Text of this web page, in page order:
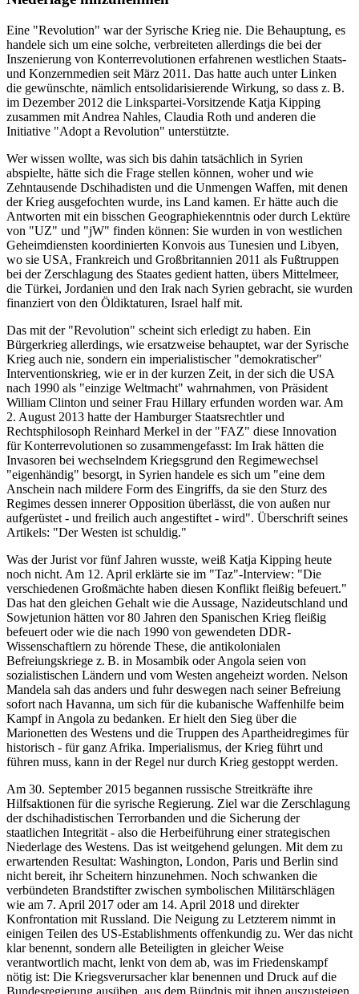
Eine "Revolution" war der Syrische Krieg nie. Die Behauptung, es
handele sich um eine solche, verbreiteten allerdings die bei der
Inszenierung von Konterrevolutionen erfahrenen westlichen Staats-
und Konzernmedien seit März 2011. Das hatte auch unter Linken
die gewünschte, nämlich entsolidarisierende Wirkung, so dass z. B.
im Dezember 2012 die Linkspartei-Vorsitzende Katja Kipping
zusammen mit Andrea Nahles, Claudia Roth und anderen die
Initiative "Adopt a Revolution" unterstützte.
Wer wissen wollte, was sich bis dahin tatsächlich in Syrien
abspielte, hätte sich die Frage stellen können, woher und wie
Zehntausende Dschihadisten und die Unmengen Waffen, mit denen
der Krieg ausgefochten wurde, ins Land kamen. Er hätte auch die
Antworten mit ein bisschen Geographiekenntnis oder durch Lektüre
von "UZ" und "jW" finden können: Sie wurden in von westlichen
Geheimdiensten koordinierten Konvois aus Tunesien und Libyen,
wo sie USA, Frankreich und Großbritannien 2011 als Fußtruppen
bei der Zerschlagung des Staates gedient hatten, übers Mittelmeer,
die Türkei, Jordanien und den Irak nach Syrien gebracht, sie wurden
finanziert von den Öldiktaturen, Israel half mit.
Das mit der "Revolution" scheint sich erledigt zu haben. Ein
Bürgerkrieg allerdings, wie ersatzweise behauptet, war der Syrische
Krieg auch nie, sondern ein imperialistischer "demokratischer"
Interventionskrieg, wie er in der kurzen Zeit, in der sich die USA
nach 1990 als "einzige Weltmacht" wahrnahmen, von Präsident
William Clinton und seiner Frau Hillary erfunden worden war. Am
2. August 2013 hatte der Hamburger Staatsrechtler und
Rechtsphilosoph Reinhard Merkel in der "FAZ" diese Innovation
für Konterrevolutionen so zusammengefasst: Im Irak hätten die
Invasoren bei wechselndem Kriegsgrund den Regimewechsel
"eigenhändig" besorgt, in Syrien handele es sich um "eine dem
Anschein nach mildere Form des Eingriffs, da sie den Sturz des
Regimes dessen innerer Opposition überlässt, die von außen nur
aufgerüstet - und freilich auch angestiftet - wird". Überschrift seines
Artikels: "Der Westen ist schuldig."
Was der Jurist vor fünf Jahren wusste, weiß Katja Kipping heute
noch nicht. Am 12. April erklärte sie im "Taz"-Interview: "Die
verschiedenen Großmächte haben diesen Konflikt fleißig befeuert."
Das hat den gleichen Gehalt wie die Aussage, Nazideutschland und
Sowjetunion hätten vor 80 Jahren den Spanischen Krieg fleißig
befeuert oder wie die nach 1990 von gewendeten DDR-
Wissenschaftlern zu hörende These, die antikolonialen
Befreiungskriege z. B. in Mosambik oder Angola seien von
sozialistischen Ländern und vom Westen angeheizt worden. Nelson
Mandela sah das anders und fuhr deswegen nach seiner Befreiung
sofort nach Havanna, um sich für die kubanische Waffenhilfe beim
Kampf in Angola zu bedanken. Er hielt den Sieg über die
Marionetten des Westens und die Truppen des Apartheidregimes für
historisch - für ganz Afrika. Imperialismus, der Krieg führt und
führen muss, kann in der Regel nur durch Krieg gestoppt werden.
Am 30. September 2015 begannen russische Streitkräfte ihre
Hilfsaktionen für die syrische Regierung. Ziel war die Zerschlagung
der dschihadistischen Terrorbanden und die Sicherung der
staatlichen Integrität - also die Herbeiführung einer strategischen
Niederlage des Westens. Das ist weitgehend gelungen. Mit dem zu
erwartenden Resultat: Washington, London, Paris und Berlin sind
nicht bereit, ihr Scheitern hinzunehmen. Noch schwanken die
verbündeten Brandstifter zwischen symbolischen Militärschlägen
wie am 7. April 2017 oder am 14. April 2018 und direkter
Konfrontation mit Russland. Die Neigung zu Letzterem nimmt in
einigen Teilen des US-Establishments offenkundig zu. Wer das nicht
klar benennt, sondern alle Beteiligten in gleicher Weise
verantwortlich macht, lenkt von dem ab, was im Friedenskampf
nötig ist: Die Kriegsverursacher klar benennen und Druck auf die
Bundesregierung ausüben, aus dem Bündnis mit ihnen auszusteigen.